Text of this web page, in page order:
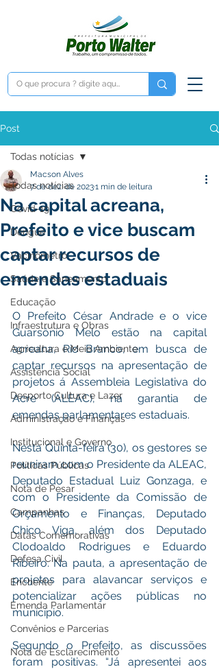
Post
Todas notícias
Covid-19
Dengue
Vacinômetro
Saúde e Saneamento
Educação
Infraestrutura e Obras
Agricultura e Meio Ambiente
Assistência Social
Desporto Cultura e Lazer
Administração e Finanças
Institucional e Governo
Políticas Públicas
Nota de Pesar
Campanhas
Datas Comemorativas
Defesa Civil
Enchente
Emenda Parlamentar
Convênios e Parcerias
Nota de Esclarecimento
Todas notícias
Na capital acreana,
Prefeito e vice buscam
captar recursos de
emendas estaduais
Macson Alves
7 de dez. de 20231 min de leitura
O Prefeito César Andrade e o vice
Guarsônio Melo estão na capital
acreana, Rio Branco, em busca de
captar recursos na apresentação de
projetos á Assembleia Legislativa do
Acre (ALEAC), na garantia de
emendas parlamentares estaduais.
Nesta Quinta-feira (30), os gestores se
reuniram com o Presidente da ALEAC,
Deputado Estadual Luiz Gonzaga, e
com o Presidente da Comissão de
Orçamento e Finanças, Deputado
Chico Viga, além dos Deputado
Clodoaldo Rodrigues e Eduardo
Ribeiro. Na pauta, a apresentação de
projetos para alavancar serviços e
potencializar ações públicas no
município.
Segundo o Prefeito, as discussões
foram positivas. “Já apresentei aos